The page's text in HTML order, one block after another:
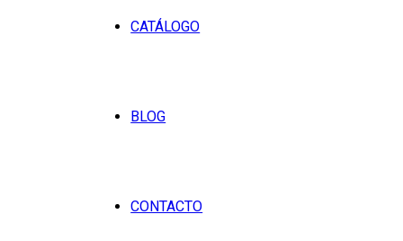
CATÁLOGO
BLOG
CONTACTO